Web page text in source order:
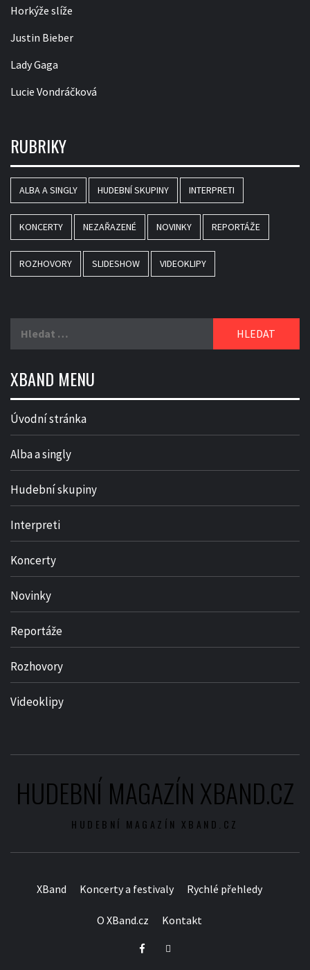
Horkýže slíže
Justin Bieber
Lady Gaga
Lucie Vondráčková
RUBRIKY
ALBA A SINGLY HUDEBNÍ SKUPINY INTERPRETI
KONCERTY NEZAŘAZENÉ NOVINKY REPORTÁŽE
ROZHOVORY SLIDESHOW VIDEOKLIPY
XBAND MENU
Úvodní stránka
Alba a singly
Hudební skupiny
Interpreti
Koncerty
Novinky
Reportáže
Rozhovory
Videoklipy
HUDEBNÍ MAGAZÍN XBAND.CZ
HUDEBNÍ MAGAZÍN XBAND.CZ
XBand Koncerty a festivaly Rychlé přehledy
O XBand.cz Kontakt
FacebookTwitter